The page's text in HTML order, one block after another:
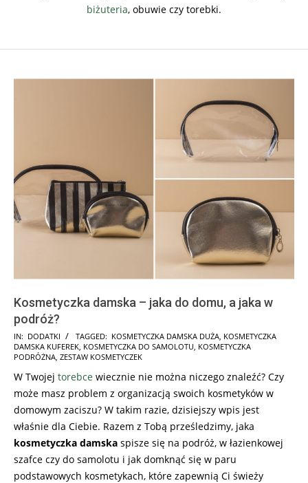
biżuteria, obuwie czy torebki.
Kosmetyczka damska – jaka do domu, a jaka w
podróż?
2025-
07-
IN: DODATKI TAGGED: KOSMETYCZKA DAMSKA DUŻA KOSMETYCZKA
DAMSKA KUFEREK KOSMETYCZKA DO SAMOLOTU KOSMETYCZKA
PODRÓŻNA ZESTAW KOSMETYCZEK
W Twojej torebce wiecznie nie można niczego znaleźć? Czy
może masz problem z organizacją swoich kosmetyków w
domowym zaciszu? W takim razie, dzisiejszy wpis jest
właśnie dla Ciebie. Razem z Tobą prześledzimy, jaka
kosmetyczka damska spisze się na podróż, w łazienkowej
szafce czy do samolotu i jak domknąć się w paru
podstawowych kosmetykach, które zapewnią Ci świeży